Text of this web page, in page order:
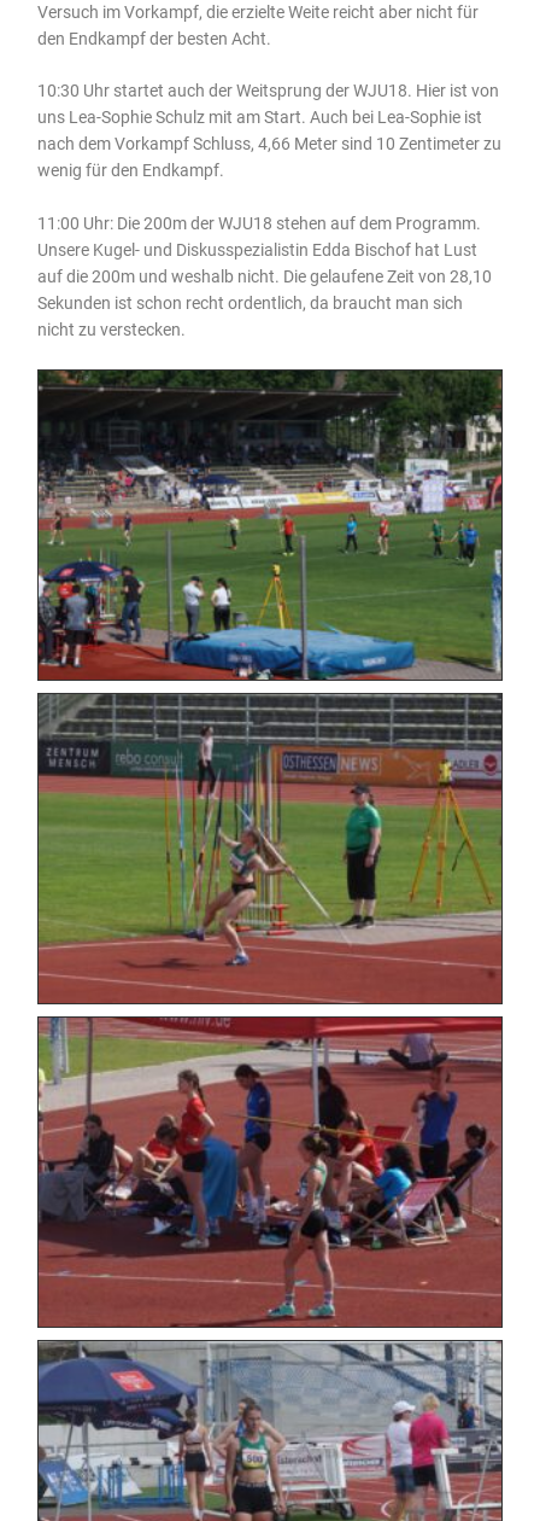
Versuch im Vorkampf, die erzielte Weite reicht aber nicht für
den Endkampf der besten Acht.
10:30 Uhr startet auch der Weitsprung der WJU18. Hier ist von
uns Lea-Sophie Schulz mit am Start. Auch bei Lea-Sophie ist
nach dem Vorkampf Schluss, 4,66 Meter sind 10 Zentimeter zu
wenig für den Endkampf.
11:00 Uhr: Die 200m der WJU18 stehen auf dem Programm.
Unsere Kugel- und Diskusspezialistin Edda Bischof hat Lust
auf die 200m und weshalb nicht. Die gelaufene Zeit von 28,10
Sekunden ist schon recht ordentlich, da braucht man sich
nicht zu verstecken.